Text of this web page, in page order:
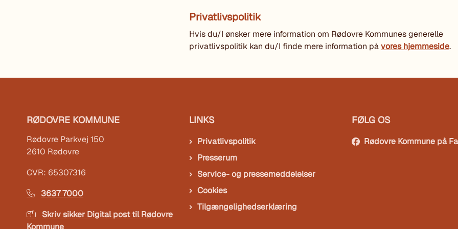
Privatlivspolitik
Hvis du/I ønsker mere information om Rødovre Kommunes generelle
privatlivspolitik kan du/I finde mere information påvores hjemmeside.
RØDOVRE KOMMUNE
Rødovre Parkvej 150
2610 Rødovre
CVR: 65307316
3637 7000
Skriv sikker Digital post til Rødovre
Kommune
LINKS
Privatlivspolitik
Presserum
Service- og pressemeddelelser
Cookies
Tilgængelighedserklæring
FØLG OS
Rødovre Kommune på